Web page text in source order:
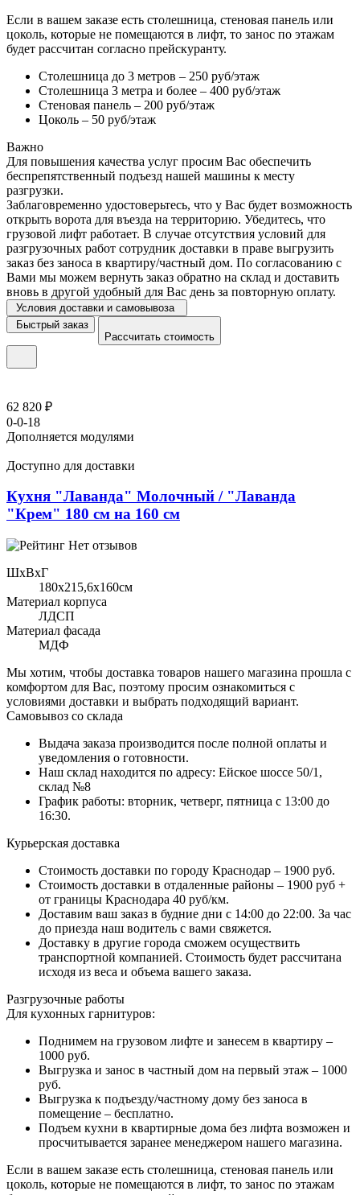
Если в вашем заказе есть столешница, стеновая панель или
цоколь, которые не помещаются в лифт, то занос по этажам
будет рассчитан согласно прейскуранту.
Столешница до 3 метров – 250 руб/этаж
Столешница 3 метра и более – 400 руб/этаж
Стеновая панель – 200 руб/этаж
Цоколь – 50 руб/этаж
Важно
Для повышения качества услуг просим Вас обеспечить
беспрепятственный подъезд нашей машины к месту
разгрузки.
Заблаговременно удостоверьтесь, что у Вас будет возможность
открыть ворота для въезда на территорию. Убедитесь, что
грузовой лифт работает. В случае отсутствия условий для
разгрузочных работ сотрудник доставки в праве выгрузить
заказ без заноса в квартиру/частный дом. По согласованию с
Вами мы можем вернуть заказ обратно на склад и доставить
вновь в другой удобный для Вас день за повторную оплату.
Условия доставки и самовывоза
Быстрый заказ
Рассчитать стоимость
62 820 ₽
0-0-18
Дополняется модулями
Доступно для доставки
Кухня "Лаванда" Молочный / "Лаванда
"Крем" 180 см на 160 см
Нет отзывов
ШхВхГ
180x215,6х160см
Материал корпуса
ЛДСП
Материал фасада
МДФ
Мы хотим, чтобы доставка товаров нашего магазина прошла с
комфортом для Вас, поэтому просим ознакомиться с
условиями доставки и выбрать подходящий вариант.
Самовывоз со склада
Выдача заказа производится после полной оплаты и
уведомления о готовности.
Наш склад находится по адресу: Ейское шоссе 50/1,
склад №8
График работы: вторник, четверг, пятница с 13:00 до
16:30.
Курьерская доставка
Стоимость доставки по городу Краснодар – 1900 руб.
Стоимость доставки в отдаленные районы – 1900 руб +
от границы Краснодара 40 руб/км.
Доставим ваш заказ в будние дни с 14:00 до 22:00. За час
до приезда наш водитель с вами свяжется.
Доставку в другие города сможем осуществить
транспортной компанией. Стоимость будет рассчитана
исходя из веса и объема вашего заказа.
Разгрузочные работы
Для кухонных гарнитуров:
Поднимем на грузовом лифте и занесем в квартиру –
1000 руб.
Выгрузка и занос в частный дом на первый этаж – 1000
руб.
Выгрузка к подъезду/частному дому без заноса в
помещение – бесплатно.
Подъем кухни в квартирные дома без лифта возможен и
просчитывается заранее менеджером нашего магазина.
Если в вашем заказе есть столешница, стеновая панель или
цоколь, которые не помещаются в лифт, то занос по этажам